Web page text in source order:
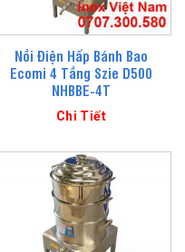
Nồi Điện Hấp Bánh Bao
Ecomi 4 Tầng Szie D500
NHBBE-4T
Chi Tiết